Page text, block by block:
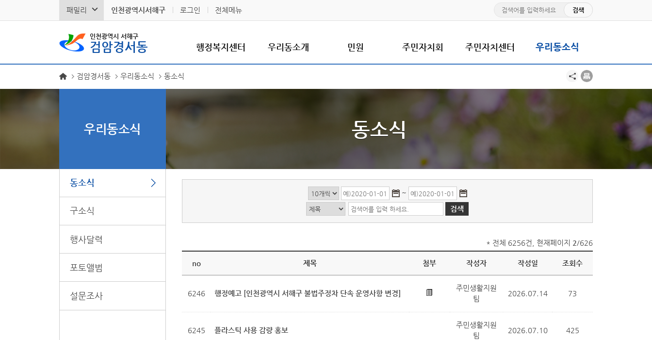
패밀리 인천광역시서해구 로그인 전체메뉴
인천광역시 서해구
검암경서동 행정복지센터 우리동소개 민원 주민자치회 주민자치센터 우리동소식
우리동소식
동소식
구소식
행사달력
포토앨범
설문조사
검암경서동 우리동소식 동소식
동소식
~
* 전체 6256건, 현재페이지 2/626
no 제목 첨부 작성자 작성일 조회수
6246 행정예고 [인천광역시 서해구 불법주정차 단속 운영사항 변경]
주민생활지원
팀
2026.07.14 73
6245 플라스틱 사용 감량 홍보
주민생활지원
팀
2026.07.10 425